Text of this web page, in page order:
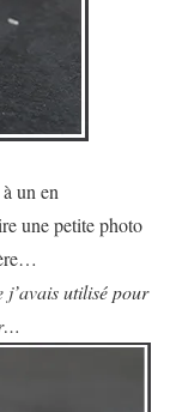
un en
une petite photo
j’avais utilisé pour